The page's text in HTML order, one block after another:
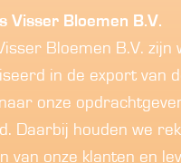
Visser Bloemen B.V.
Bloemen B.V. zijn
in de export van
onze
Daarbij houden we
van onze klanten en